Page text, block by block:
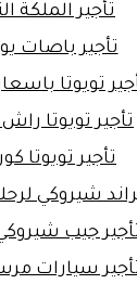
تأجير الملكة
تأجير باصات
تويوتا
تأجير تويوتا راش
تأجير تويوتا
شيروكي
جيب شيروكي
سيارات